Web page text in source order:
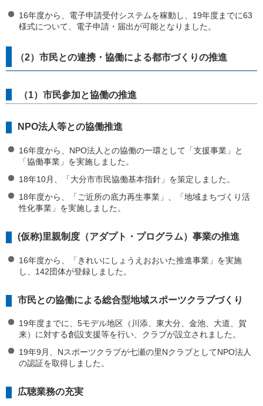
16年度から、電子申請受付システムを稼動し、19年度までに63
様式について、電子申請・届出が可能となりました。
（2）市民との連携・協働による都市づくりの推進
（1）市民参加と協働の推進
NPO法人等との協働推進
16年度から、NPO法人との協働の一環として「支援事業」と
「協働事業」を実施しました。
18年10月、「大分市市民協働基本指針」を策定しました。
18年度から、「ご近所の底力再生事業」、「地域まちづくり活
性化事業」を実施しました。
(仮称)里親制度（アダプト・プログラム）事業の推進
16年度から、「きれいにしょうえおおいた推進事業」を実施
し、142団体が登録しました。
市民との協働による総合型地域スポーツクラブづくり
19年度までに、5モデル地区（川添、東大分、金池、大道、賀
来）に対する創設支援等を行い、クラブが設立されました。
19年9月、Nスポーツクラブが七瀬の里NクラブとしてNPO法人
の認証を取得しました。
広聴業務の充実